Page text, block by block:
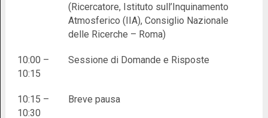
(Ricercatore, Istituto sull’Inquinamento
Atmosferico (IIA), Consiglio Nazionale
delle Ricerche – Roma)
10:00 –
10:15
Sessione di Domande e Risposte
10:15 –
10:30
Breve pausa